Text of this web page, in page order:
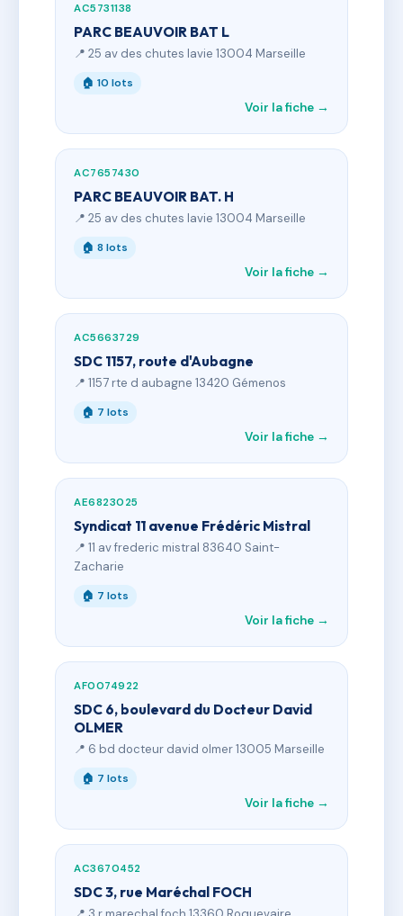
AC5731138
PARC BEAUVOIR BAT L
📍 25 av des chutes lavie 13004 Marseille
🏠 10 lots
Voir la fiche →
AC7657430
PARC BEAUVOIR BAT. H
📍 25 av des chutes lavie 13004 Marseille
🏠 8 lots
Voir la fiche →
AC5663729
SDC 1157, route d'Aubagne
📍 1157 rte d aubagne 13420 Gémenos
🏠 7 lots
Voir la fiche →
AE6823025
Syndicat 11 avenue Frédéric Mistral
📍 11 av frederic mistral 83640 Saint-
Zacharie
🏠 7 lots
Voir la fiche →
AF0074922
SDC 6, boulevard du Docteur David
OLMER
📍 6 bd docteur david olmer 13005 Marseille
🏠 7 lots
Voir la fiche →
AC3670452
SDC 3, rue Maréchal FOCH